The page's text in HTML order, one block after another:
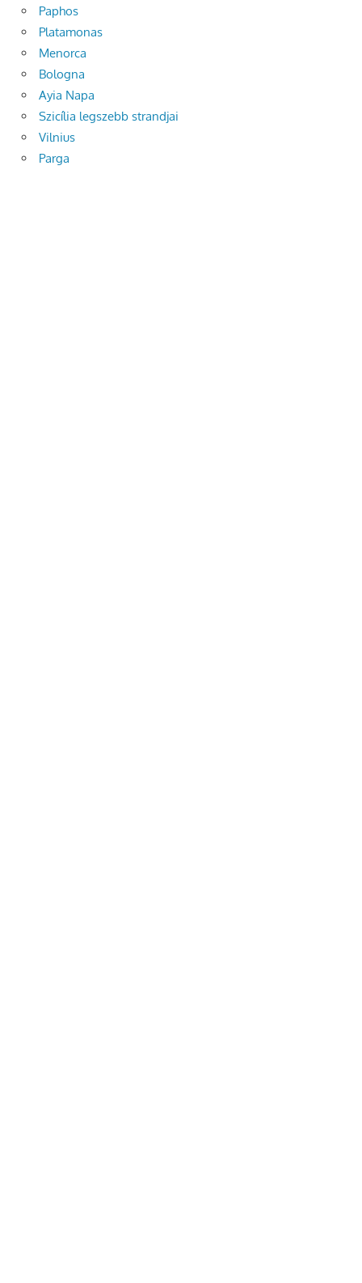
Paphos
Platamonas
Menorca
Bologna
Ayia Napa
Szicília legszebb strandjai
Vilnius
Parga